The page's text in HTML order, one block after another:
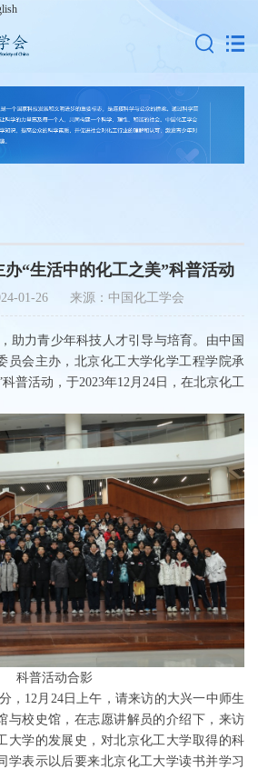
“生活中的化工之美”科普活动
01-26 来源：中国化工学会
力青少年科技人才引导与培育。由中国
员会主办，北京化工大学化学工程学院承
普活动，于2023年12月24日，在北京化工
科普活动合影
12月24日上午，请来访的大兴一中师生
与校史馆，在志愿讲解员的介绍下，来访
大学的发展史，对北京化工大学取得的科
学表示以后要来北京化工大学读书并学习